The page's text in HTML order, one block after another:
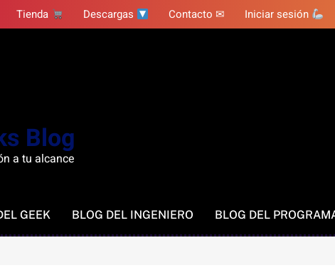
Tienda Descargas Contacto ✉ Iniciar sesión
Blog
a tu alcance
GEEK BLOG DEL INGENIERO BLOG DEL